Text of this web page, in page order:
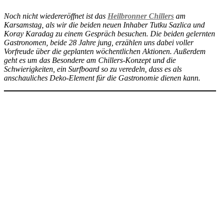
Noch nicht wiedereröffnet ist das Heilbronner Chillers am
Karsamstag, als wir die beiden neuen Inhaber Tutku Sazlica und
Koray Karadag zu einem Gespräch besuchen. Die beiden gelernten
Gastronomen, beide 28 Jahre jung, erzählen uns dabei voller
Vorfreude über die geplanten wöchentlichen Aktionen. Außerdem
geht es um das Besondere am Chillers-Konzept und die
Schwierigkeiten, ein Surfboard so zu veredeln, dass es als
anschauliches Deko-Element für die Gastronomie dienen kann.